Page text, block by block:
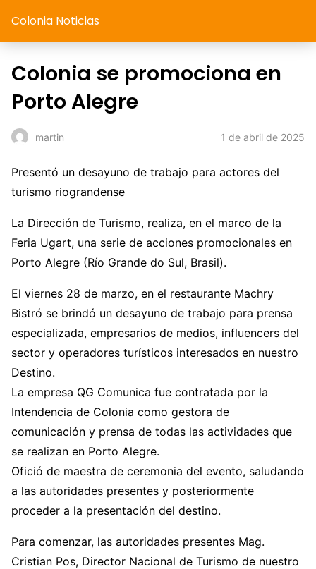
Colonia Noticias
Colonia se promociona en
Porto Alegre
martin 1 de abril de 2025
Presentó un desayuno de trabajo para actores del
turismo riograndense
La Dirección de Turismo, realiza, en el marco de la
Feria Ugart, una serie de acciones promocionales en
Porto Alegre (Río Grande do Sul, Brasil).
El viernes 28 de marzo, en el restaurante Machry
Bistró se brindó un desayuno de trabajo para prensa
especializada, empresarios de medios, influencers del
sector y operadores turísticos interesados en nuestro
Destino.
La empresa QG Comunica fue contratada por la
Intendencia de Colonia como gestora de
comunicación y prensa de todas las actividades que
se realizan en Porto Alegre.
Ofició de maestra de ceremonia del evento, saludando
a las autoridades presentes y posteriormente
proceder a la presentación del destino.
Para comenzar, las autoridades presentes Mag.
Cristian Pos, Director Nacional de Turismo de nuestro